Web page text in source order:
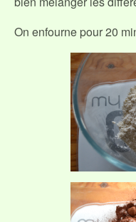
On enfourne pour 20